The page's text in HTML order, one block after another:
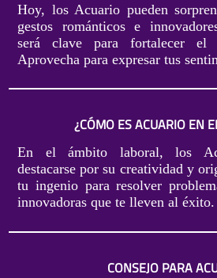
Hoy, los Acuario pueden
gestos románticos e
será clave para fortalecer el
Aprovecha para expresar tus
¿CÓMO ES ACUARIO EN
En el ámbito laboral, los
destacarse por su creatividad y
tu ingenio para resolver
innovadoras que te lleven al éxito.
CONSEJO PARA